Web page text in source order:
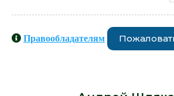
Правообладателям